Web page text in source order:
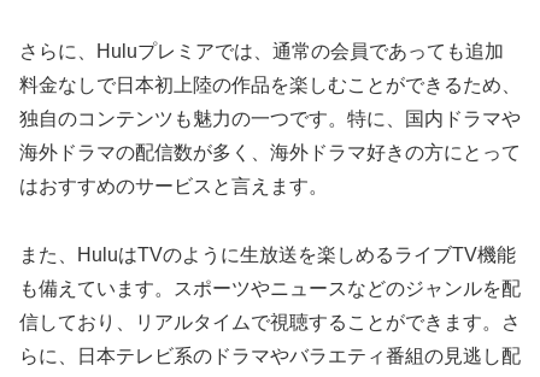
さらに、Huluプレミアでは、通常の会員であっても追加
料金なしで日本初上陸の作品を楽しむことができるため、
独自のコンテンツも魅力の一つです。特に、国内ドラマや
海外ドラマの配信数が多く、海外ドラマ好きの方にとって
はおすすめのサービスと言えます。
また、HuluはTVのように生放送を楽しめるライブTV機能
も備えています。スポーツやニュースなどのジャンルを配
信しており、リアルタイムで視聴することができます。さ
らに、日本テレビ系のドラマやバラエティ番組の見逃し配